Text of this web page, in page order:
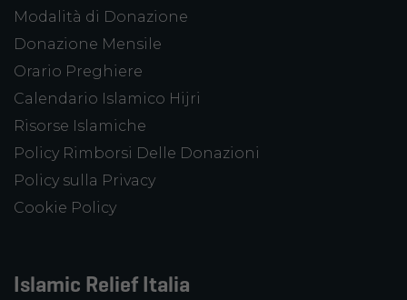
Modalità di Donazione
Donazione Mensile
Orario Preghiere
Calendario Islamico Hijri
Risorse Islamiche
Policy Rimborsi Delle Donazioni
Policy sulla Privacy
Cookie Policy
Islamic Relief Italia